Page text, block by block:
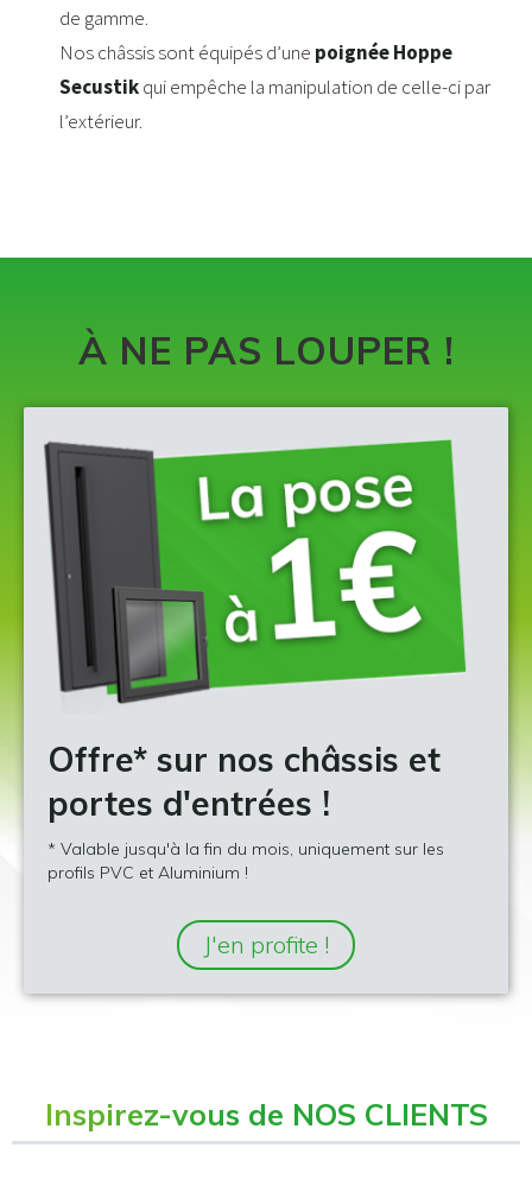
de gamme.
Nos châssis sont équipés d’une poignée Hoppe
Secustikqui empêche la manipulation de celle-ci par
l’extérieur.
À NE PAS LOUPER !
Offre* sur nos châssis et
portes d'entrées !
* Valable jusqu'à la fin du mois, uniquement sur les
profils PVC et Aluminium !
J'en profite !
Inspirez-vous de NOS CLIENTS